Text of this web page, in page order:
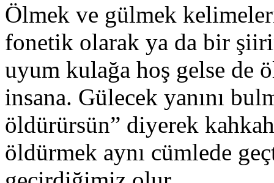
Ölmek ve gülmek
fonetik olarak ya da bir
uyum kulağa hoş gelse de
insana. Gülecek yanını
öldürürsün” diyerek
öldürmek aynı cümlede